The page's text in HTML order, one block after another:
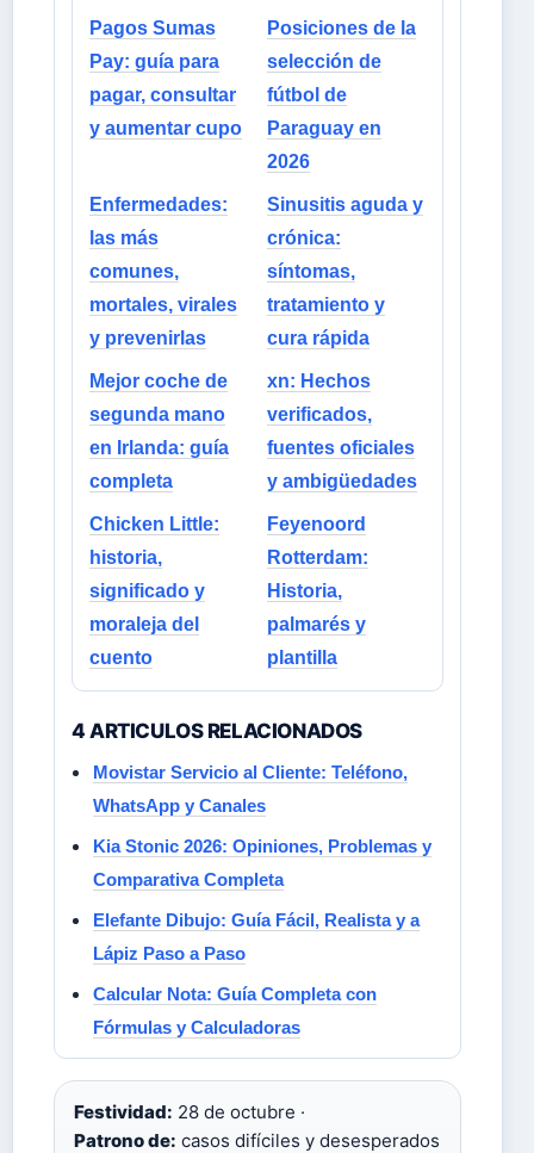
Pagos Sumas
Pay: guía para
pagar, consultar
y aumentar cupo
Posiciones de la
selección de
fútbol de
Paraguay en
2026
Enfermedades:
las más
comunes,
mortales, virales
y prevenirlas
Sinusitis aguda y
crónica:
síntomas,
tratamiento y
cura rápida
Mejor coche de
segunda mano
en Irlanda: guía
completa
xn: Hechos
verificados,
fuentes oficiales
y ambigüedades
Chicken Little:
historia,
significado y
moraleja del
cuento
Feyenoord
Rotterdam:
Historia,
palmarés y
plantilla
4 ARTICULOS RELACIONADOS
Movistar Servicio al Cliente: Teléfono,
WhatsApp y Canales
Kia Stonic 2026: Opiniones, Problemas y
Comparativa Completa
Elefante Dibujo: Guía Fácil, Realista y a
Lápiz Paso a Paso
Calcular Nota: Guía Completa con
Fórmulas y Calculadoras
Festividad: 28 de octubre ·
Patrono de: casos difíciles y desesperados